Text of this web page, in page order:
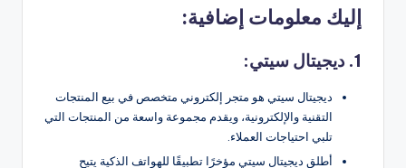
إليك معلومات إضافية:
1. ديجيتال سيتي:
ديجيتال سيتي هو متجر إلكتروني متخصص في بيع المنتجات
التقنية والإلكترونية، ويقدم مجموعة واسعة من المنتجات التي
تلبي احتياجات العملاء.
أطلق ديجيتال سيتي مؤخرًا تطبيقًا للهواتف الذكية يتيح